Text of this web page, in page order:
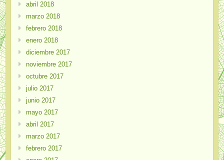
abril 2018
marzo 2018
febrero 2018
enero 2018
diciembre 2017
noviembre 2017
octubre 2017
julio 2017
junio 2017
mayo 2017
abril 2017
marzo 2017
febrero 2017